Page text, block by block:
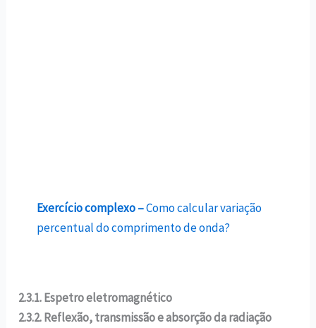
Exercício complexo –Como calcular variação
percentual do comprimento de onda?
2.3.1. Espetro eletromagnético
2.3.2. Reflexão, transmissão e absorção da radiação